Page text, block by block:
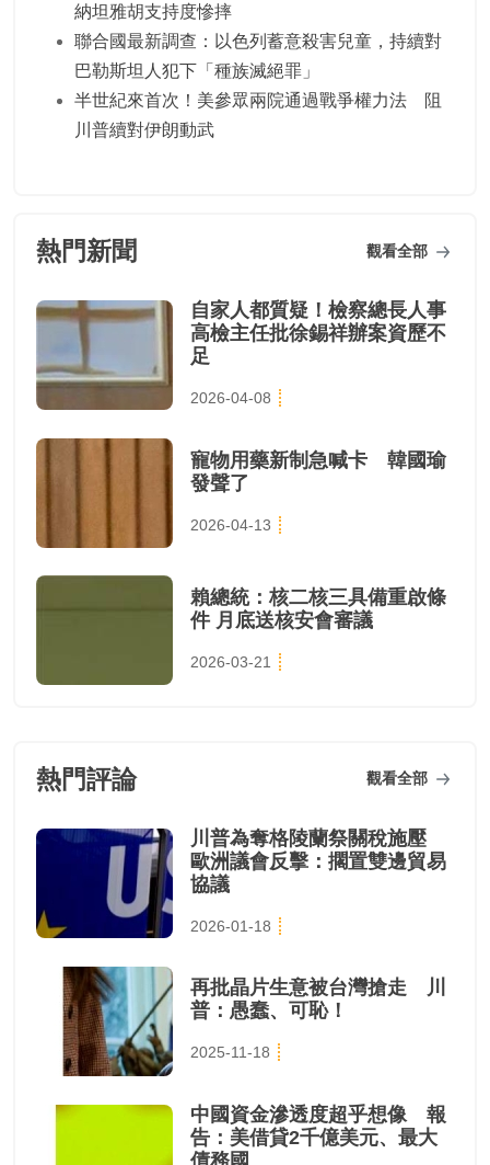
納坦雅胡支持度慘摔
聯合國最新調查：以色列蓄意殺害兒童，持續對
巴勒斯坦人犯下「種族滅絕罪」
半世紀來首次！美參眾兩院通過戰爭權力法 阻
川普續對伊朗動武
熱門新聞 觀看全部
自家人都質疑！檢察總長人事
高檢主任批徐錫祥辦案資歷不
足
2026-04-08
寵物用藥新制急喊卡 韓國瑜
發聲了
2026-04-13
賴總統：核二核三具備重啟條
件 月底送核安會審議
2026-03-21
熱門評論 觀看全部
川普為奪格陵蘭祭關稅施壓
歐洲議會反擊：擱置雙邊貿易
協議
2026-01-18
再批晶片生意被台灣搶走 川
普：愚蠢、可恥！
2025-11-18
中國資金滲透度超乎想像 報
告：美借貸2千億美元、最大
債務國